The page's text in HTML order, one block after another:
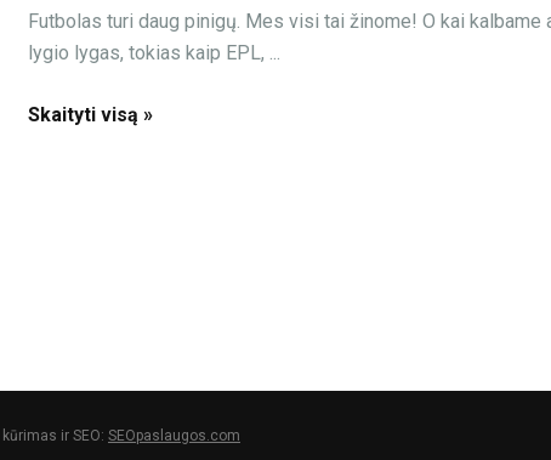
Futbolas turi daug pinigų. Mes visi tai žinome! O kai kalbame
lygio lygas, tokias kaip EPL, ...
Skaityti visą »
ir SEO: SEOpaslaugos.com